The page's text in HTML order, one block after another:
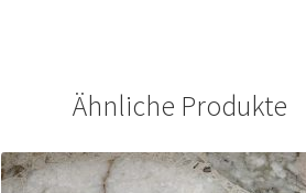
Ähnliche Produkte